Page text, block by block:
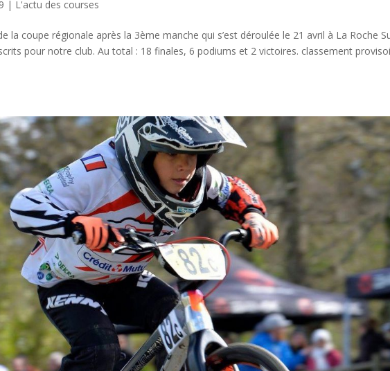
| L'actu des courses
la coupe régionale après la 3ème manche qui s’est déroulée le 21 avril à La Roche
pour notre club. Au total : 18 finales, 6 podiums et 2 victoires. classement